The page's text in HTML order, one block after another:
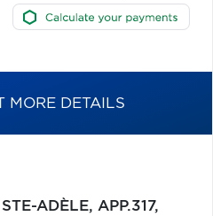
MORE DETAILS
ADÈLE, APP.317,